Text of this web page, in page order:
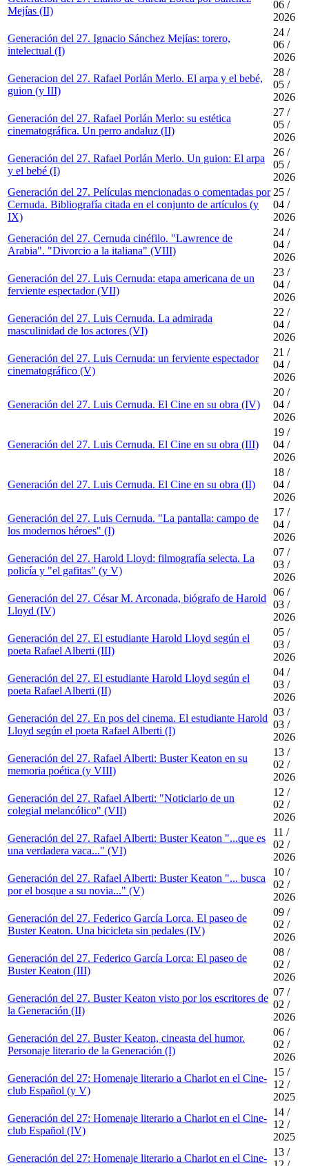
Mejías (II)
06 /
2026
Generación del 27. Ignacio Sánchez Mejías: torero,
intelectual (I)
24 /
06 /
2026
Generacion del 27. Rafael Porlán Merlo. El arpa y el bebé,
guion (y III)
28 /
05 /
2026
Generación del 27. Rafael Porlán Merlo: su estética
cinematográfica. Un perro andaluz (II)
27 /
05 /
2026
Generación del 27. Rafael Porlán Merlo. Un guion: El arpa
y el bebé (I)
26 /
05 /
2026
Generación del 27. Películas mencionadas o comentadas por
Cernuda. Bibliografía citada en el conjunto de artículos (y
IX)
25 /
04 /
2026
Generación del 27. Cernuda cinéfilo. "Lawrence de
Arabia". "Divorcio a la italiana" (VIII)
24 /
04 /
2026
Generación del 27. Luis Cernuda: etapa americana de un
ferviente espectador (VII)
23 /
04 /
2026
Generación del 27. Luis Cernuda. La admirada
masculinidad de los actores (VI)
22 /
04 /
2026
Generación del 27. Luis Cernuda: un ferviente espectador
cinematográfico (V)
21 /
04 /
2026
Generación del 27. Luis Cernuda. El Cine en su obra (IV)
20 /
04 /
2026
Generación del 27. Luis Cernuda. El Cine en su obra (III)
19 /
04 /
2026
Generación del 27. Luis Cernuda. El Cine en su obra (II)
18 /
04 /
2026
Generación del 27. Luis Cernuda. "La pantalla: campo de
los modernos héroes" (I)
17 /
04 /
2026
Generación del 27. Harold Lloyd: filmografía selecta. La
policía y "el gafitas" (y V)
07 /
03 /
2026
Generación del 27. César M. Arconada, biógrafo de Harold
Lloyd (IV)
06 /
03 /
2026
Generación del 27. El estudiante Harold Lloyd según el
poeta Rafael Alberti (III)
05 /
03 /
2026
Generación del 27. El estudiante Harold Lloyd según el
poeta Rafael Alberti (II)
04 /
03 /
2026
Generación del 27. En pos del cinema. El estudiante Harold
Lloyd según el poeta Rafael Alberti (I)
03 /
03 /
2026
Generación del 27. Rafael Alberti: Buster Keaton en su
memoria poética (y VIII)
13 /
02 /
2026
Generación del 27. Rafael Alberti: "Noticiario de un
colegial melancólico" (VII)
12 /
02 /
2026
Generación del 27. Rafael Alberti: Buster Keaton "...que es
una verdadera vaca..." (VI)
11 /
02 /
2026
Generación del 27. Rafael Alberti: Buster Keaton "... busca
por el bosque a su novia..." (V)
10 /
02 /
2026
Generación del 27. Federico García Lorca. El paseo de
Buster Keaton. Una bicicleta sin pedales (IV)
09 /
02 /
2026
Generación del 27. Federico García Lorca: El paseo de
Buster Keaton (III)
08 /
02 /
2026
Generación del 27. Buster Keaton visto por los escritores de
la Generación (II)
07 /
02 /
2026
Generación del 27. Buster Keaton, cineasta del humor.
Personaje literario de la Generación (I)
06 /
02 /
2026
Generación del 27: Homenaje literario a Charlot en el Cine-
club Español (y V)
15 /
12 /
2025
Generación del 27: Homenaje literario a Charlot en el Cine-
club Español (IV)
14 /
12 /
2025
Generación del 27: Homenaje literario a Charlot en el Cine-
13 /